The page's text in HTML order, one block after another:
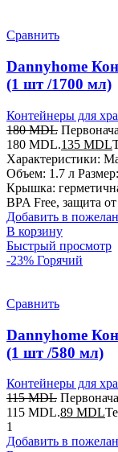
Сравнить
Dannyhome
(1 шт /1700 мл)
Контейнеры для
180MDL
180 MDL.135 MDL
Характеристики:
Объем: 1.7 л
Крышка:
BPA Free, защита
Добавить в
В корзину
Быстрый просмотр
-23% Горячий
Сравнить
Dannyhome
(1 шт /580 мл)
Контейнеры для
115MDL
115 MDL.89 MDL
1
Добавить в